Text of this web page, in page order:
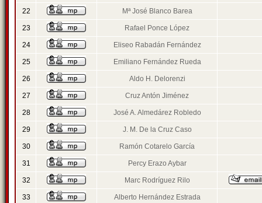
22 Mª José Blanco Barea
23 Rafael Ponce López
24 Eliseo Rabadán Fernández
25 Emiliano Fernández Rueda
26 Aldo H. Delorenzi
27 Cruz Antón Jiménez
28 José A. Almedárez Robledo
29 J. M. De la Cruz Caso
30 Ramón Cotarelo García
31 Percy Erazo Aybar
32 Marc Rodríguez Rilo
33 Alberto Hernández Estrada